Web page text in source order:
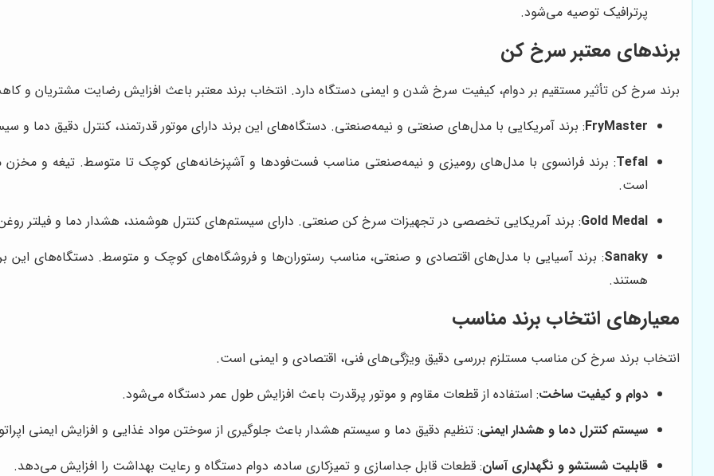
پرترافیک توصیه می‌شود.
برندهای معتبر سرخ کن
برند سرخ کن تأثیر مستقیم بر دوام، کیفیت سرخ شدن و ایمنی دستگاه دارد. انتخاب برند معتبر باعث افزایش رضایت مشتریان و
FryMaster: برند آمریکایی با مدل‌های صنعتی و نیمه‌صنعتی. دستگاه‌های این برند دارای موتور قدرتمند، کنترل دقیق دما و
Tefal: برند فرانسوی با مدل‌های رومیزی و نیمه‌صنعتی مناسب فست‌فودها و آشپزخانه‌های کوچک تا متوسط. تیغه و مخزن
است.
Gold Medal: برند آمریکایی تخصصی در تجهیزات سرخ کن صنعتی. دارای سیستم‌های کنترل هوشمند، هشدار دما و فیلتر
Sanaky: برند آسیایی با مدل‌های اقتصادی و صنعتی، مناسب رستوران‌ها و فروشگاه‌های کوچک و متوسط. دستگاه‌های این
هستند.
معیارهای انتخاب برند مناسب
انتخاب برند سرخ کن مناسب مستلزم بررسی دقیق ویژگی‌های فنی، اقتصادی و ایمنی است.
دوام و کیفیت ساخت: استفاده از قطعات مقاوم و موتور پرقدرت باعث افزایش طول عمر دستگاه می‌شود.
سیستم کنترل دما و هشدار ایمنی: تنظیم دقیق دما و سیستم هشدار باعث جلوگیری از سوختن مواد غذایی و افزایش ایمنی
قابلیت شستشو و نگهداری آسان: قطعات قابل جداسازی و تمیزکاری ساده، دوام دستگاه و رعایت بهداشت را افزایش می‌دهد.